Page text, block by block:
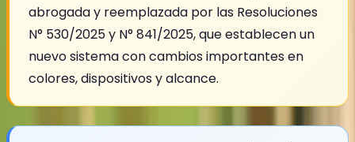
abrogada y reemplazada por las Resoluciones
N° 530/2025 y N° 841/2025, que establecen un
nuevo sistema con cambios importantes en
colores, dispositivos y alcance.